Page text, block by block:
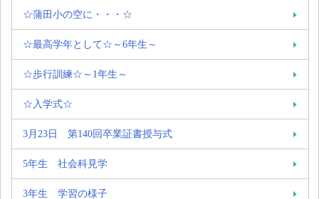
☆蒲田小の空に・・・☆
☆最高学年として☆～6年生～
☆歩行訓練☆～1年生～
☆入学式☆
3月23日 第140回卒業証書授与式
5年生 社会科見学
3年生 学習の様子